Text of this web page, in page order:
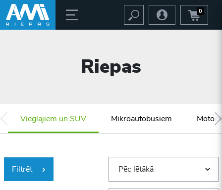
0
Riepas
Vieglajiem un SUV Mikroautobusiem
Filtrēt Pēc lētākā